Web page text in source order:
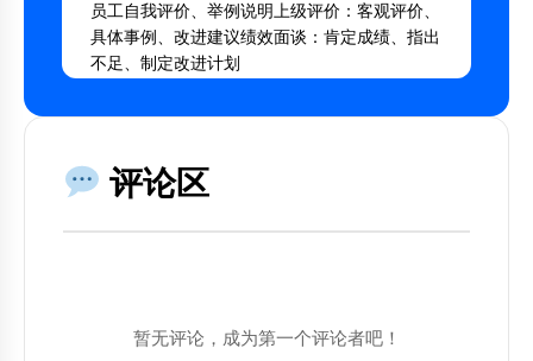
员工自我评价、举例说明上级评价：客观评价、
具体事例、改进建议绩效面谈：肯定成绩、指出
不足、制定改进计划
---
## AI 提示词
背景：公平公正评估员工绩效
评论区
暂无评论，成为第一个评论者吧！